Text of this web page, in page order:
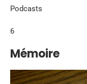
Podcasts
6
Mémoire